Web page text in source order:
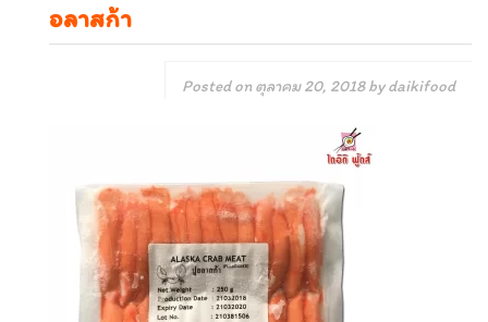
อลาสก้า
Posted onตุลาคม 20, 2018bydaikifood